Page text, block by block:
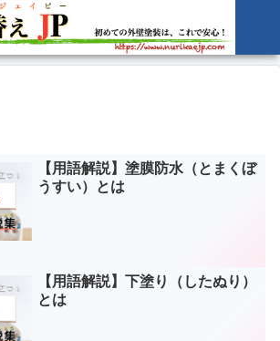
【用語解説】塗膜防水（とまくぼ
うすい）とは
【用語解説】下塗り（したぬり）
とは